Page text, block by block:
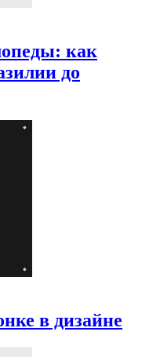
как
до
в дизайне